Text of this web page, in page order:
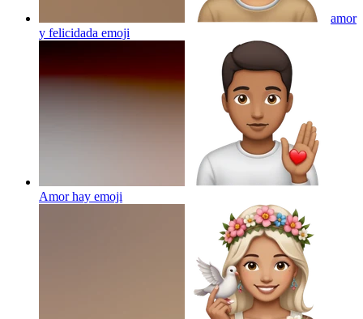
amor
y felicidada emoji
Amor hay emoji